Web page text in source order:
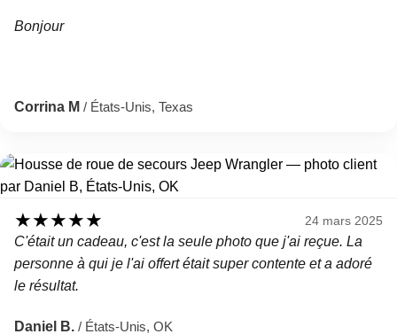
Bonjour
Corrina M / États-Unis, Texas
★★★★★ 24 mars 2025
C'était un cadeau, c'est la seule photo que j'ai reçue. La
personne à qui je l'ai offert était super contente et a adoré
le résultat.
Daniel B. / États-Unis, OK